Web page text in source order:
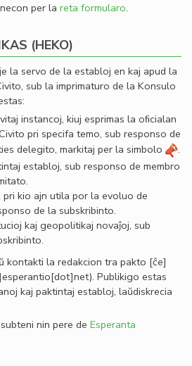
per la reta formularo.
(HEKO)
la servo de la establoj en kaj apud la
sub la imprimaturo de la Konsulo
instancoj, kiuj esprimas la oﬁcialan
pri specifa temo, sub responso de
delegito, markitaj per la simbolo
.
establoj, sub responso de membro
pri kio ajn utila por la evoluo de
de la subskribinto.
kaj geopolitikaj novaĵoj, sub
kontakti la redakcion tra pakto [ĉe]
. Publikigo estas
kaj paktintaj establoj, laŭdiskrecia
nin pere de Esperanta